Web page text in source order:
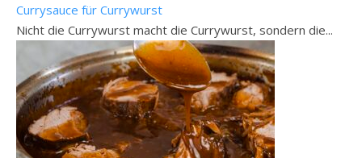
Currysauce für Currywurst
Nicht die Currywurst macht die Currywurst, sondern die...